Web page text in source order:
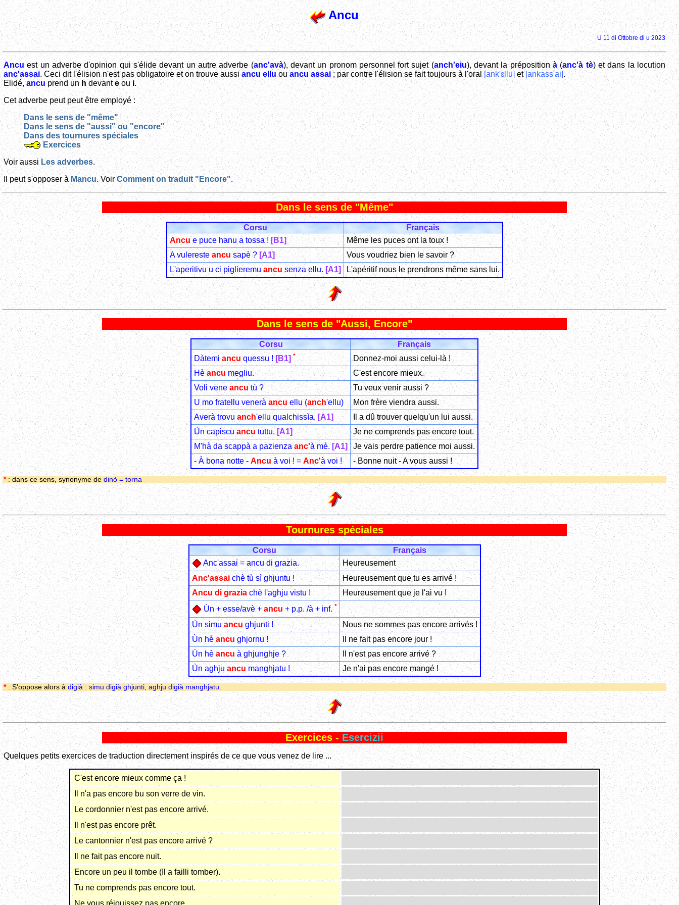
Ancu
U 11 di Ottobre di u 2023
Ancuest un adverbe d'opinion qui s'élide devant un autre adverbe (anc'avà), devant un pronom personnel fort sujet (anch'eiu), devant la prépositionà(anc'à tè) et dans la locution
anc'assai. Ceci dit l'élision n'est pas obligatoire et on trouve aussiancu ellu ouancu assai; par contre l'élision se fait toujours à l'oral [ank'ɛllu]et[ankass'ai].
Elidé,ancuprend un h devanteou i.
Cet adverbe peut peut être employé :
Dans le sens de "même"
Dans le sens de "aussi" ou "encore"
Dans des tournures spéciales
Exercices
Voir aussiLes adverbes.
Il peut s'opposer à Mancu. Voir Comment on traduit "Encore".
Dans le sens de "Même"
Corsu
Français
Ancu e puce hanu a tossa ![B1]
Même les puces ont la toux !
A vulereste ancusapè ? [A1]
Vous voudriez bien le savoir ?
L'aperitivu u ci piglieremu ancu senza ellu.[A1] L'apéritif nous le prendrons même sans lui.
Dans le sens de "Aussi, Encore"
Corsu
Français
Dàtemiancuquessu ![B1] *
Donnez-moi aussi celui-là !
Hèancumegliu.
C'est encore mieux.
Voli veneancutù ?
Tu veux venir aussi ?
U mo fratellu venerà ancuellu (anch'ellu)
Mon frère viendra aussi.
Averà trovuanch'ellu qualchissìa. [A1]
Il a dû trouver quelqu'un lui aussi.
Ùn capiscuancututtu. [A1]
Je ne comprends pas encore tout.
M'hà da scappà a pazienzaanc'à mè.[A1]
Je vais perdre patience moi aussi.
- À bona notte -Ancu à voi ! =Anc'à voi ! - Bonne nuit - A vous aussi !
*: dans ce sens, synonyme de dinò = torna
Tournures spéciales
Corsu
Français
Anc'assai = ancu di grazia.
Heureusement
Anc'assaichè tù sì ghjuntu !
Heureusement que tu es arrivé !
Ancu di graziachè l'aghju vistu !
Heureusement que je l'ai vu !
Ùn + esse/avè + ancu+ p.p. /à + inf.*
Ùn simu ancughjunti !
Nous ne sommes pas encore arrivés !
Ùn hè ancughjornu !
Il ne fait pas encore jour !
Ùn hèancuà ghjunghje ?
Il n'est pas encore arrivé ?
Ùn aghjuancumanghjatu ! Je n'ai pas encore mangé !
*: S'oppose alors à digià : simu digià ghjunti, aghju digià manghjatu.
Exercices - Esercizii
Quelques petits exercices de traduction directement inspirés de ce que vous venez de lire ...
C'est encore mieux comme ça !
Il n'a pas encore bu son verre de vin.
Le cordonnier n'est pas encore arrivé.
Il n'est pas encore prêt.
Le cantonnier n'est pas encore arrivé ?
Il ne fait pas encore nuit.
Encore un peu il tombe (Il a failli tomber).
Tu ne comprends pas encore tout.